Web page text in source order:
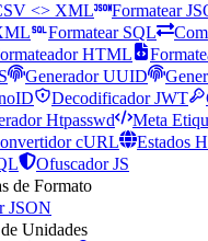
<> XML Formatear
Formatear SQL
HTML
Generador UUID
Decodificador JWT
Htpasswd Meta
cURL Estados
Ofuscador JS
de Formato
JSON
Unidades